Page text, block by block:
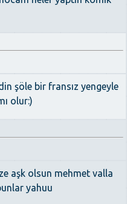
şöle bir fransız yengeyle
olur:)
aşk olsun mehmet valla
yahuu